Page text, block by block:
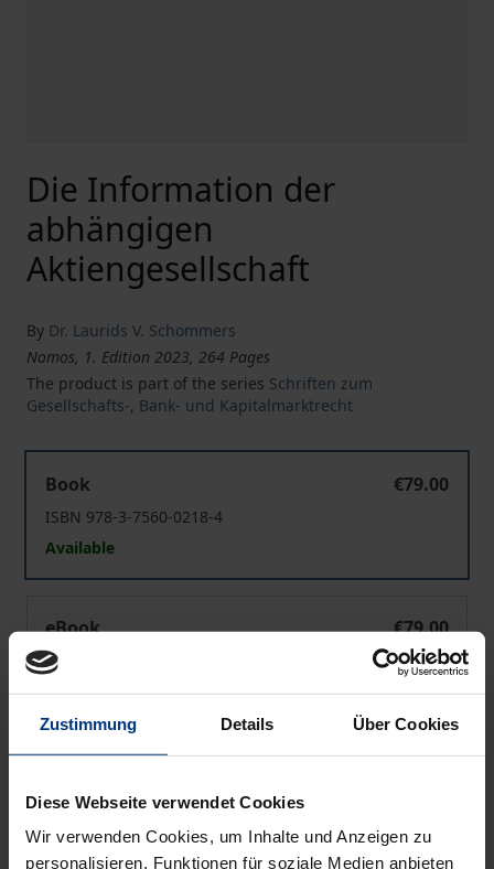
Zustimmung Details Über Cookies
Diese Webseite verwendet Cookies
Wir verwenden Cookies, um Inhalte und Anzeigen zu
personalisieren, Funktionen für soziale Medien anbieten
Die Information der
abhängigen
Aktiengesellschaft
By Dr. Laurids V. Schommers
Nomos, 1. Edition 2023, 264 Pages
The product is part of the series Schriften zum
Gesellschafts-, Bank- und Kapitalmarktrecht
Book
€79.00
ISBN 978-3-7560-0218-4
Available
eBook
€79.00
ISBN 978-3-7489-3742-5
Available
Add to Cart